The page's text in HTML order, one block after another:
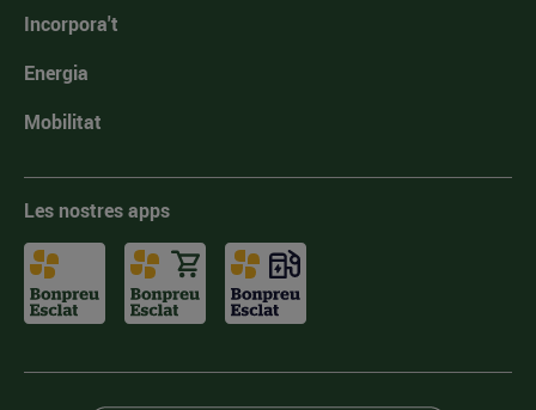
Incorpora't
Energia
Mobilitat
Les nostres apps